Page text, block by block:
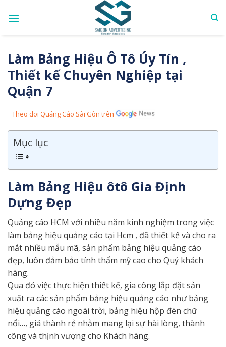
Làm Bảng Hiệu Ô Tô Úy Tín ,
Thiết kế Chuyên Nghiệp tại
Quận 7
Theo dõi Quảng Cáo Sài Gòn trên
Mục lục
Làm Bảng Hiệu ôtô Gia Định
Dựng Đẹp
Quảng cáo HCM với nhiều năm kinh nghiệm trong việc
làm bảng hiệu quảng cáo tại Hcm , đã thiết kế và cho ra
mắt nhiều mẫu mã, sản phẩm bảng hiệu quảng cáo
đẹp, luôn đảm bảo tính thẩm mỹ cao cho Quý khách
hàng.
Qua đó việc thực hiện thiết kế, gia công lắp đặt sản
xuất ra các sản phẩm bảng hiệu quảng cáo như bảng
hiệu quảng cáo ngoài trời, bảng hiệu hộp đèn chữ
nổi…, giá thành rẻ nhằm mang lại sự hài lòng, thành
công và thịnh vượng cho Khách hàng.